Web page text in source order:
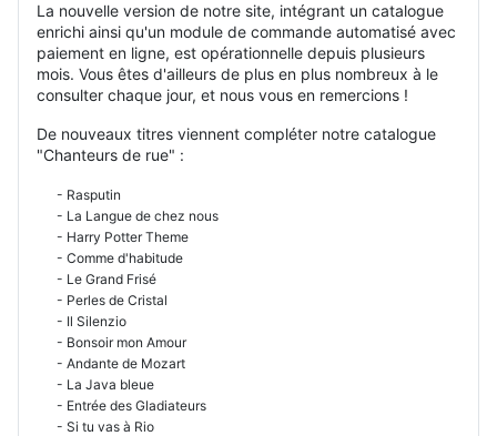
La nouvelle version de notre site, intégrant un catalogue
enrichi ainsi qu'un module de commande automatisé avec
paiement en ligne, est opérationnelle depuis plusieurs
mois. Vous êtes d'ailleurs de plus en plus nombreux à le
consulter chaque jour, et nous vous en remercions !
De nouveaux titres viennent compléter notre catalogue
"Chanteurs de rue" :
- Rasputin
- La Langue de chez nous
- Harry Potter Theme
- Comme d'habitude
- Le Grand Frisé
- Perles de Cristal
- Il Silenzio
- Bonsoir mon Amour
- Andante de Mozart
- La Java bleue
- Entrée des Gladiateurs
- Si tu vas à Rio